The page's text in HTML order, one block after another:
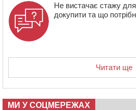
Не вистачає стажу для
докупити та що
Читати ще
МИ У СОЦМЕРЕЖАХ